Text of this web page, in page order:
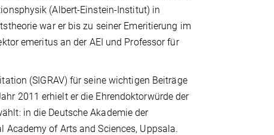
(Albert-Einstein-Institut) in
war er bis zu seiner Emeritierung im
emeritus an der AEI und Professor für
(SIGRAV) für seine wichtigen Beiträge
2011 erhielt er die Ehrendoktorwürde der
in die Deutsche Akademie der
Academy of Arts and Sciences, Uppsala.